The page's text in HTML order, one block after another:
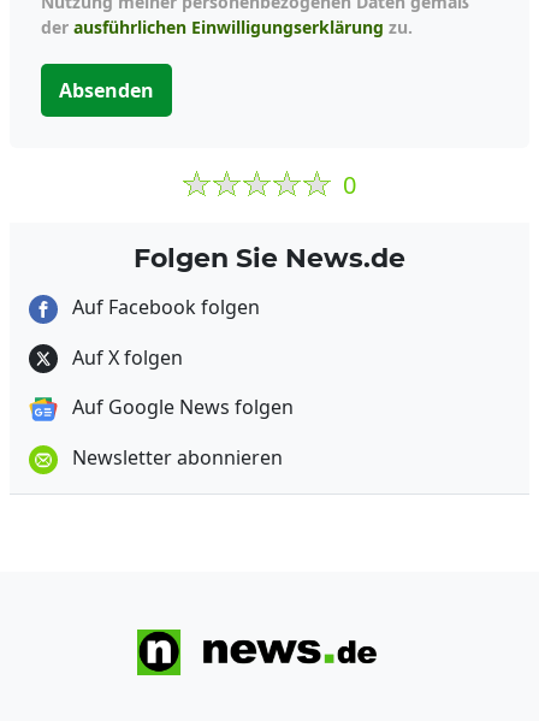
der ausführlichen Einwilligungserklärung zu.
Absenden
0
Folgen Sie News.de
Auf Facebook folgen
Auf X folgen
Auf Google News folgen
Newsletter abonnieren